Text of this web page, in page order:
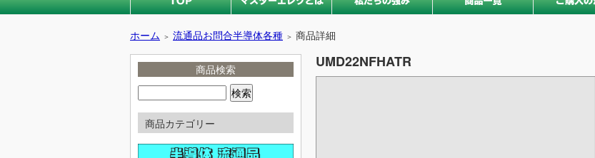
ホーム ＞ 流通品お問合半導体各種 ＞ 商品詳細
商品検索
商品カテゴリー
UMD22NFHATR